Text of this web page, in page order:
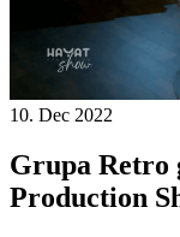
10. Dec 2022
Grupa Retro
Production